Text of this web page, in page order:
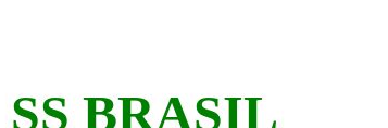
SS BRASIL